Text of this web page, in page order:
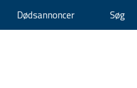
Søg
Dødsannoncer